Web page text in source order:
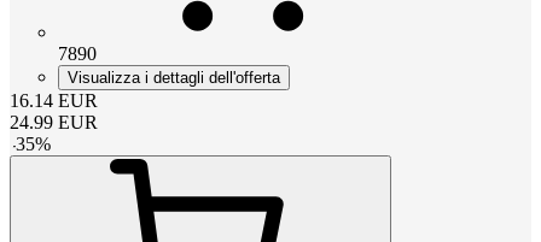
7890
Visualizza i dettagli dell'offerta
16.14 EUR
24.99 EUR
-35%